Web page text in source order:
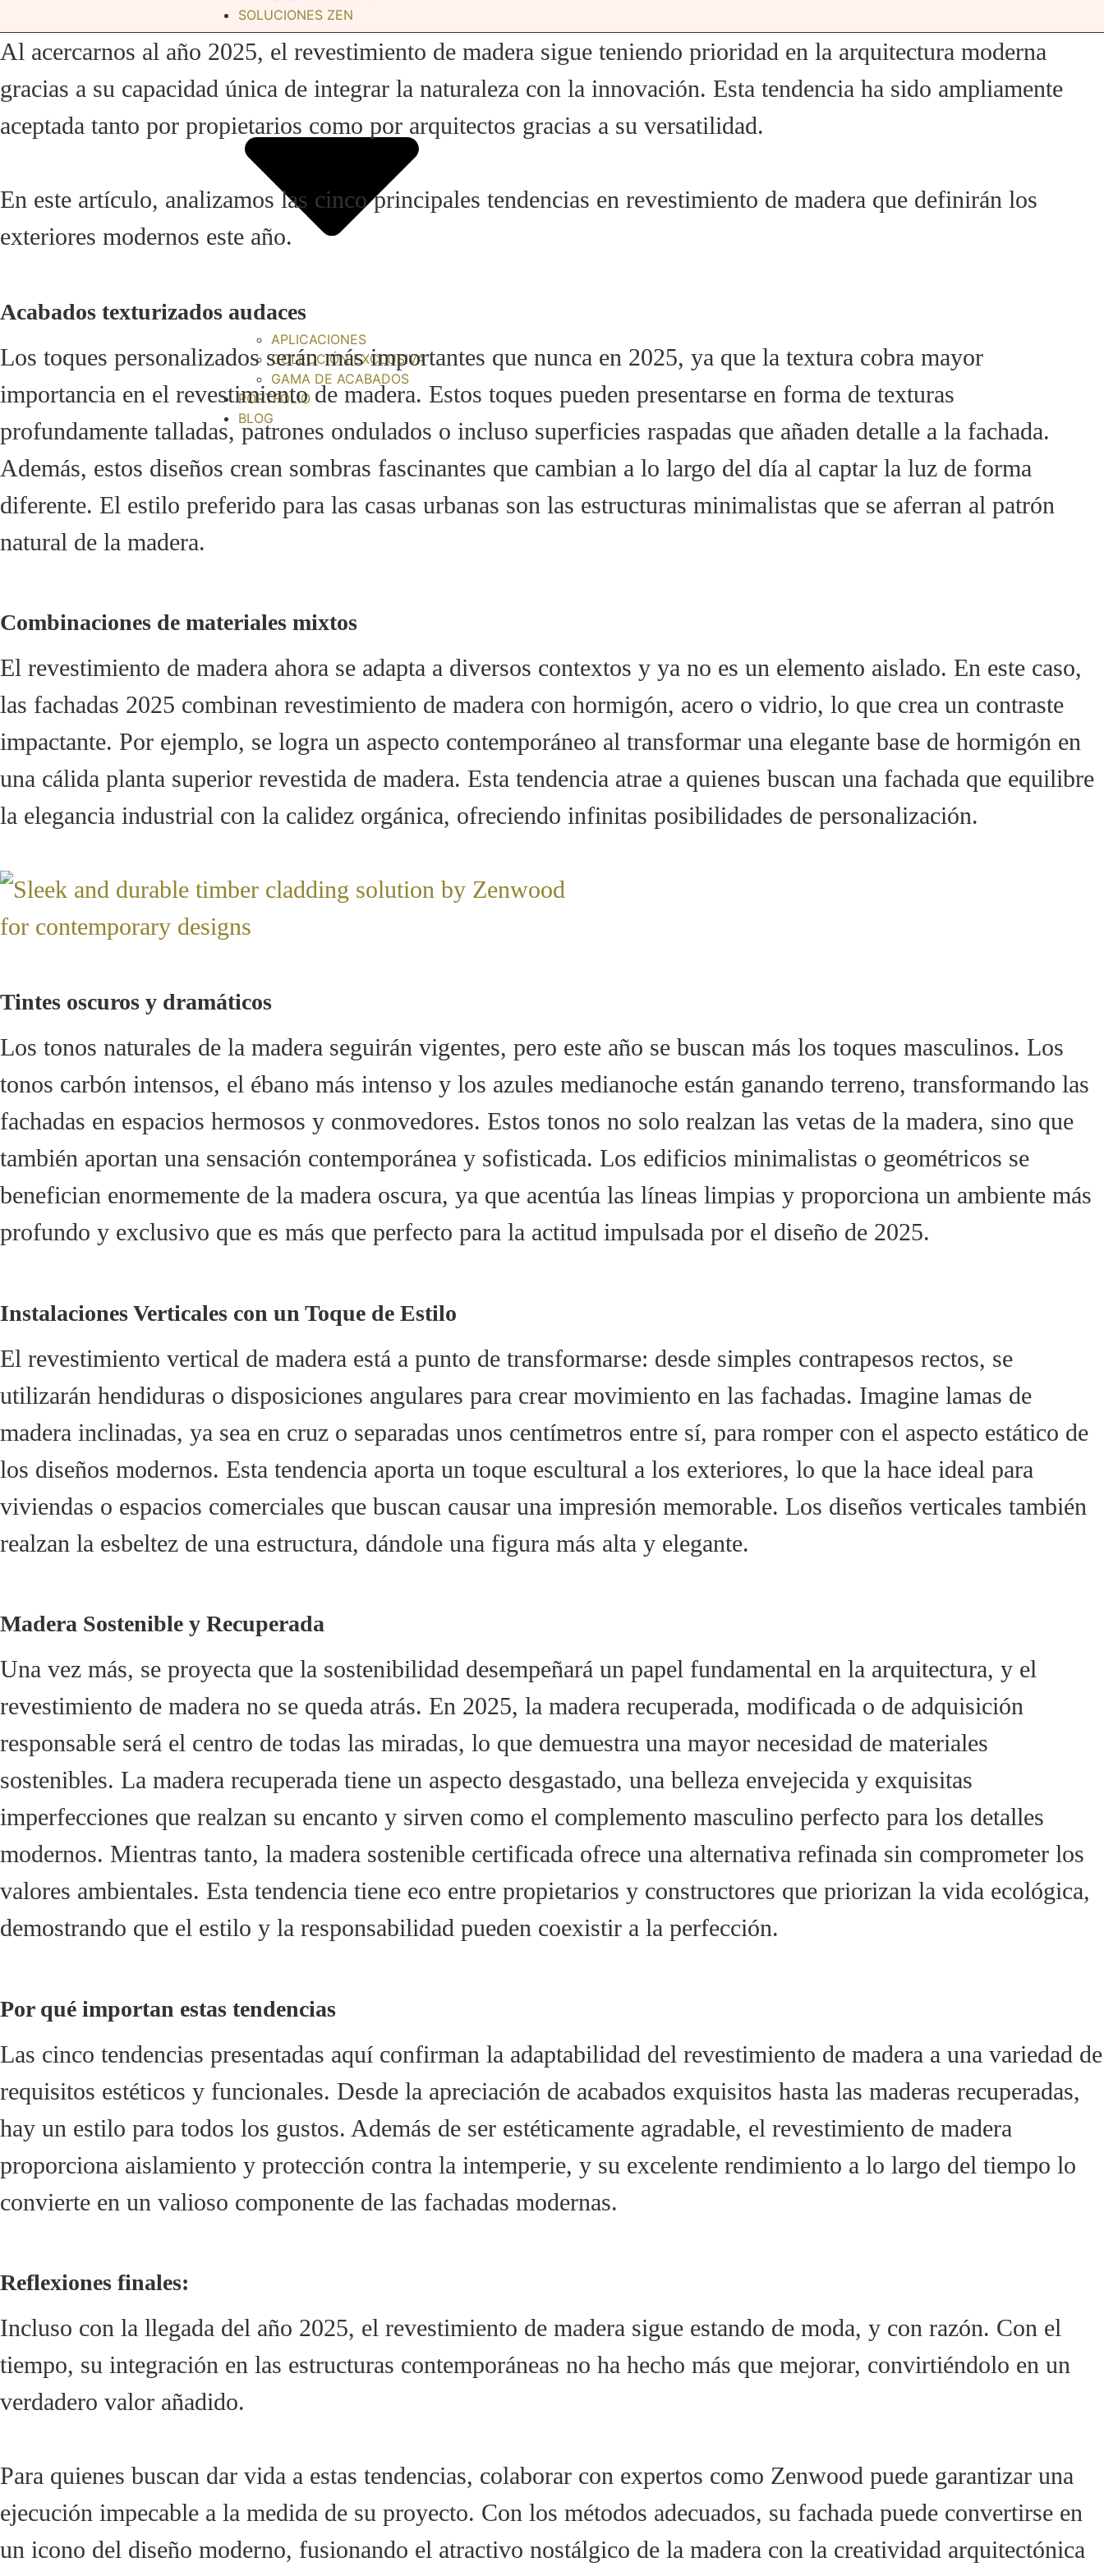
SOLUCIONES ZEN
APLICACIONES
COLECCIÓN EXCLUSIVA
GAMA DE ACABADOS
PORTFOLIO
BLOG
Al acercarnos al año 2025, el revestimiento de madera sigue teniendo prioridad en la arquitectura moderna
gracias a su capacidad única de integrar la naturaleza con la innovación. Esta tendencia ha sido ampliamente
aceptada tanto por propietarios como por arquitectos gracias a su versatilidad.
En este artículo, analizamos las cinco principales tendencias en revestimiento de madera que definirán los
exteriores modernos este año.
Acabados texturizados audaces
Los toques personalizados serán más importantes que nunca en 2025, ya que la textura cobra mayor
importancia en el revestimiento de madera. Estos toques pueden presentarse en forma de texturas
profundamente talladas, patrones ondulados o incluso superficies raspadas que añaden detalle a la fachada.
Además, estos diseños crean sombras fascinantes que cambian a lo largo del día al captar la luz de forma
diferente. El estilo preferido para las casas urbanas son las estructuras minimalistas que se aferran al patrón
natural de la madera.
Combinaciones de materiales mixtos
El revestimiento de madera ahora se adapta a diversos contextos y ya no es un elemento aislado. En este caso,
las fachadas 2025 combinan revestimiento de madera con hormigón, acero o vidrio, lo que crea un contraste
impactante. Por ejemplo, se logra un aspecto contemporáneo al transformar una elegante base de hormigón en
una cálida planta superior revestida de madera. Esta tendencia atrae a quienes buscan una fachada que equilibre
la elegancia industrial con la calidez orgánica, ofreciendo infinitas posibilidades de personalización.
Tintes oscuros y dramáticos
Los tonos naturales de la madera seguirán vigentes, pero este año se buscan más los toques masculinos. Los
tonos carbón intensos, el ébano más intenso y los azules medianoche están ganando terreno, transformando las
fachadas en espacios hermosos y conmovedores. Estos tonos no solo realzan las vetas de la madera, sino que
también aportan una sensación contemporánea y sofisticada. Los edificios minimalistas o geométricos se
benefician enormemente de la madera oscura, ya que acentúa las líneas limpias y proporciona un ambiente más
profundo y exclusivo que es más que perfecto para la actitud impulsada por el diseño de 2025.
Instalaciones Verticales con un Toque de Estilo
El revestimiento vertical de madera está a punto de transformarse: desde simples contrapesos rectos, se
utilizarán hendiduras o disposiciones angulares para crear movimiento en las fachadas. Imagine lamas de
madera inclinadas, ya sea en cruz o separadas unos centímetros entre sí, para romper con el aspecto estático de
los diseños modernos. Esta tendencia aporta un toque escultural a los exteriores, lo que la hace ideal para
viviendas o espacios comerciales que buscan causar una impresión memorable. Los diseños verticales también
realzan la esbeltez de una estructura, dándole una figura más alta y elegante.
Madera Sostenible y Recuperada
Una vez más, se proyecta que la sostenibilidad desempeñará un papel fundamental en la arquitectura, y el
revestimiento de madera no se queda atrás. En 2025, la madera recuperada, modificada o de adquisición
responsable será el centro de todas las miradas, lo que demuestra una mayor necesidad de materiales
sostenibles. La madera recuperada tiene un aspecto desgastado, una belleza envejecida y exquisitas
imperfecciones que realzan su encanto y sirven como el complemento masculino perfecto para los detalles
modernos. Mientras tanto, la madera sostenible certificada ofrece una alternativa refinada sin comprometer los
valores ambientales. Esta tendencia tiene eco entre propietarios y constructores que priorizan la vida ecológica,
demostrando que el estilo y la responsabilidad pueden coexistir a la perfección.
Por qué importan estas tendencias
Las cinco tendencias presentadas aquí confirman la adaptabilidad del revestimiento de madera a una variedad de
requisitos estéticos y funcionales. Desde la apreciación de acabados exquisitos hasta las maderas recuperadas,
hay un estilo para todos los gustos. Además de ser estéticamente agradable, el revestimiento de madera
proporciona aislamiento y protección contra la intemperie, y su excelente rendimiento a lo largo del tiempo lo
convierte en un valioso componente de las fachadas modernas.
Reflexiones finales:
Incluso con la llegada del año 2025, el revestimiento de madera sigue estando de moda, y con razón. Con el
tiempo, su integración en las estructuras contemporáneas no ha hecho más que mejorar, convirtiéndolo en un
verdadero valor añadido.
Para quienes buscan dar vida a estas tendencias, colaborar con expertos como Zenwood puede garantizar una
ejecución impecable a la medida de su proyecto. Con los métodos adecuados, su fachada puede convertirse en
un icono del diseño moderno, fusionando el atractivo nostálgico de la madera con la creatividad arquitectónica